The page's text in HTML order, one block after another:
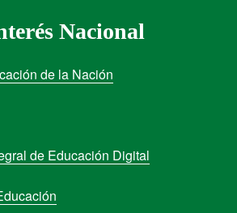
Nacional
de la Nación
de Educación Digital